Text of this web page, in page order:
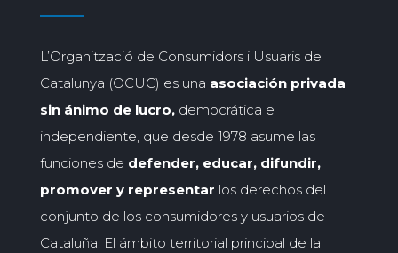
L’Organització de Consumidors i Usuaris de
Catalunya (OCUC) es una asociación privada
sin ánimo de lucro, democrática e
independiente, que desde 1978 asume las
funciones de defender, educar, difundir,
promover y representar los derechos del
conjunto de los consumidores y usuarios de
Cataluña. El ámbito territorial principal de la